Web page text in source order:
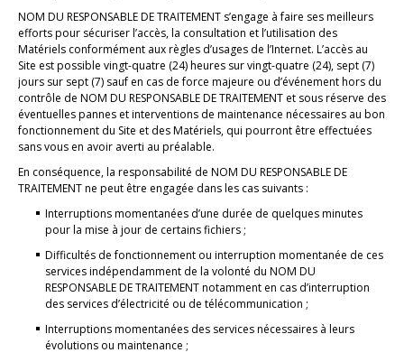
NOM DU RESPONSABLE DE TRAITEMENT s’engage à faire ses meilleurs
efforts pour sécuriser l’accès, la consultation et l’utilisation des
Matériels conformément aux règles d’usages de l’Internet. L’accès au
Site est possible vingt-quatre (24) heures sur vingt-quatre (24), sept (7)
jours sur sept (7) sauf en cas de force majeure ou d’événement hors du
contrôle de NOM DU RESPONSABLE DE TRAITEMENT et sous réserve des
éventuelles pannes et interventions de maintenance nécessaires au bon
fonctionnement du Site et des Matériels, qui pourront être effectuées
sans vous en avoir averti au préalable.
En conséquence, la responsabilité de NOM DU RESPONSABLE DE
TRAITEMENT ne peut être engagée dans les cas suivants :
Interruptions momentanées d’une durée de quelques minutes
pour la mise à jour de certains fichiers ;
Difficultés de fonctionnement ou interruption momentanée de ces
services indépendamment de la volonté du NOM DU
RESPONSABLE DE TRAITEMENT notamment en cas d’interruption
des services d’électricité ou de télécommunication ;
Interruptions momentanées des services nécessaires à leurs
évolutions ou maintenance ;